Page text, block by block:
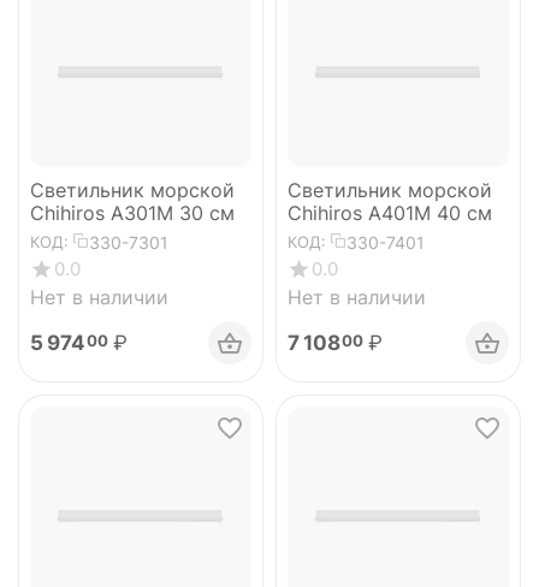
Светильник морской
Chihiros A301M 30 см
КОД: 330-7301
0.0
Нет в наличии
5 97400 ₽
Светильник морской
Chihiros A401M 40 см
КОД: 330-7401
0.0
Нет в наличии
7 10800 ₽